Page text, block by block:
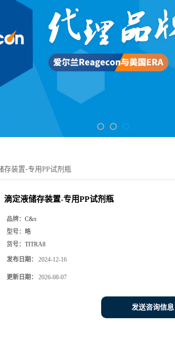
存装置-专用PP试剂瓶
滴定液储存装置-专用PP试剂瓶
品牌： C&π
型号： 略
货号： TITRA8
发布日期： 2024-12-16
更新日期： 2026-08-07
发送咨询信息